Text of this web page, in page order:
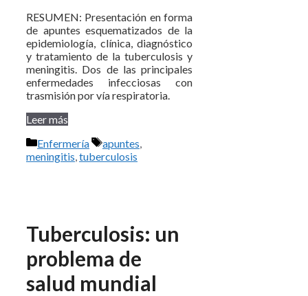
RESUMEN: Presentación en forma
de apuntes esquematizados de la
epidemiología, clínica, diagnóstico
y tratamiento de la tuberculosis y
meningitis. Dos de las principales
enfermedades infecciosas con
trasmisión por vía respiratoria.
Leer más
Categorías
Enfermería Etiquetas
apuntes,
meningitis,tuberculosis
Tuberculosis: un
problema de
salud mundial